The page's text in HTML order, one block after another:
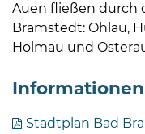
Auen fließen durch
Bramstedt: Ohlau,
Holmau und
Stadtplan Bad